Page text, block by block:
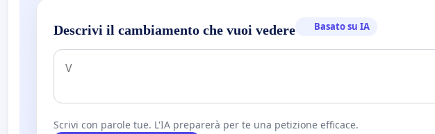
Descrivi il cambiamento che vuoi vedere Basato su IA
Scrivi con parole tue. L'IA preparerà per te una petizione efficace.